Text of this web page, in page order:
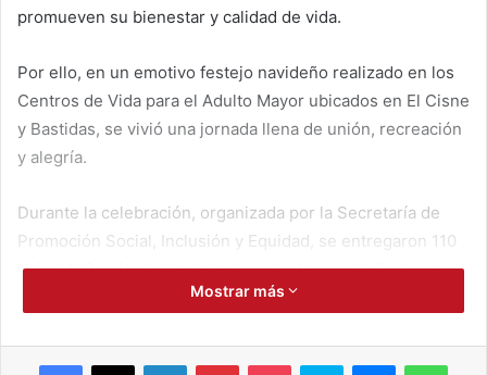
promueven su bienestar y calidad de vida.
Por ello, en un emotivo festejo navideño realizado en los
Centros de Vida para el Adulto Mayor ubicados en El Cisne
y Bastidas, se vivió una jornada llena de unión, recreación
y alegría.
Durante la celebración, organizada por la Secretaría de
Promoción Social, Inclusión y Equidad, se entregaron 110
gafas, 100 prótesis dentales y anchetas navideñas, como
parte de los esfuerzos por mejorar su calidad de vida. La
Farelo Daza, quien, junto a su equipo, compartió con los
Mostrar más